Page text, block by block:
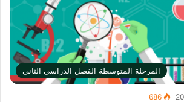
المرحلة المتوسطة الفصل الدراسي الثاني
686